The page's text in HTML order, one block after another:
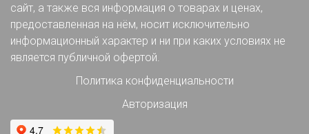
сайт, а также вся информация о товарах и ценах,
предоставленная на нём, носит исключительно
информационный характер и ни при каких условиях не
является публичной офертой.
Политика конфиденциальности
Авторизация